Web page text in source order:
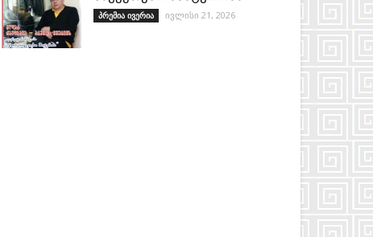
პრემია ივერია ივლისი 21, 2026